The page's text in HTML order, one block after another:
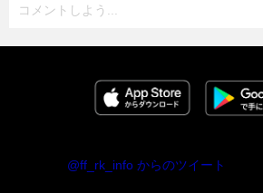
コメントしよう...
@ff_rk_info からのツイート